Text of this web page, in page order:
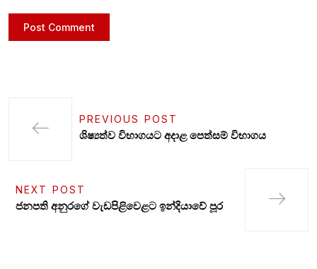
PREVIOUS POST
ශිෂ්‍යත්ව විභාගයට අදාළ පෙත්සම් විභාගය
NEXT POST
ජනපති අනුරගේ වැඩපිළිවෙළට ඉන්දියාවේ පූර